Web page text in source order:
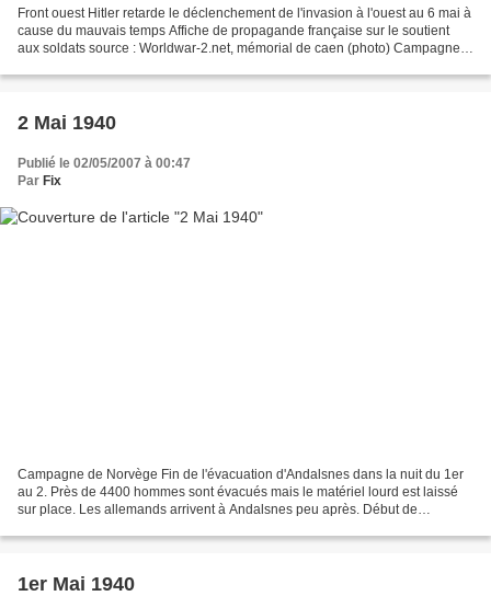
Front ouest Hitler retarde le déclenchement de l'invasion à l'ouest au 6 mai à
cause du mauvais temps Affiche de propagande française sur le soutient
aux soldats source : Worldwar-2.net, mémorial de caen (photo) Campagne
2 Mai 1940
Publié le 02/05/2007 à 00:47
Par Fix
Campagne de Norvège Fin de l'évacuation d'Andalsnes dans la nuit du 1er
au 2. Près de 4400 hommes sont évacués mais le matériel lourd est laissé
sur place. Les allemands arrivent à Andalsnes peu après. Début de
1er Mai 1940